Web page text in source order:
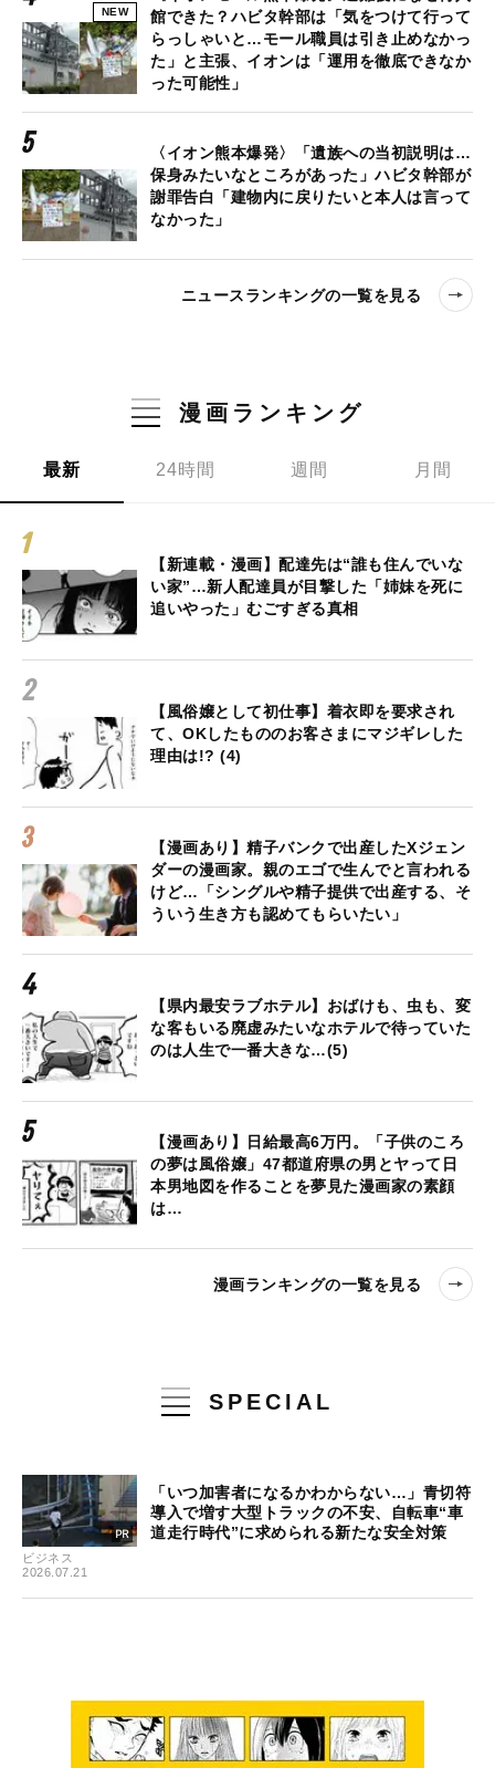
NEW
館できた？ハビタ幹部は「気をつけて行って
らっしゃいと…モール職員は引き止めなかっ
た」と主張、イオンは「運用を徹底できなか
った可能性」
〈イオン熊本爆発〉「遺族への当初説明は…
保身みたいなところがあった」ハビタ幹部が
謝罪告白「建物内に戻りたいと本人は言って
なかった」
ニュースランキングの一覧を見る
漫画ランキング
最新 24時間 週間 月間
【新連載・漫画】配達先は“誰も住んでいな
い家”…新人配達員が目撃した「姉妹を死に
追いやった」むごすぎる真相
【風俗嬢として初仕事】着衣即を要求され
て、OKしたもののお客さまにマジギレした
理由は!? (4)
【漫画あり】精子バンクで出産したXジェン
ダーの漫画家。親のエゴで生んでと言われる
けど…「シングルや精子提供で出産する、そ
ういう生き方も認めてもらいたい」
【県内最安ラブホテル】おばけも、虫も、変
な客もいる廃虚みたいなホテルで待っていた
のは人生で一番大きな…(5)
【漫画あり】日給最高6万円。「子供のころ
の夢は風俗嬢」47都道府県の男とヤって日
本男地図を作ることを夢見た漫画家の素顔
は…
漫画ランキングの一覧を見る
SPECIAL
ビジネス
2026.07.21
「いつ加害者になるかわからない…」青切符
導入で増す大型トラックの不安、自転車“車
道走行時代”に求められる新たな安全対策